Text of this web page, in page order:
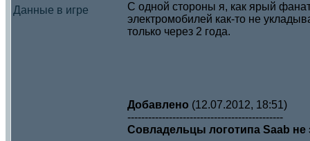
Данные в игре
С одной стороны я, как ярый
электромобилей как-то не
только через 2 года.
Добавлено (12.07.2012, 18:51)
---------------------------------------------
Совладельцы логотипа Saab